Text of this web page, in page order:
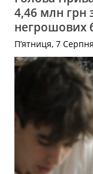
4,46 млн грн
негрошових
П’ятниця, 7